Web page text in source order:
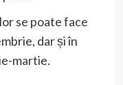
se poate face
dar și în
martie.